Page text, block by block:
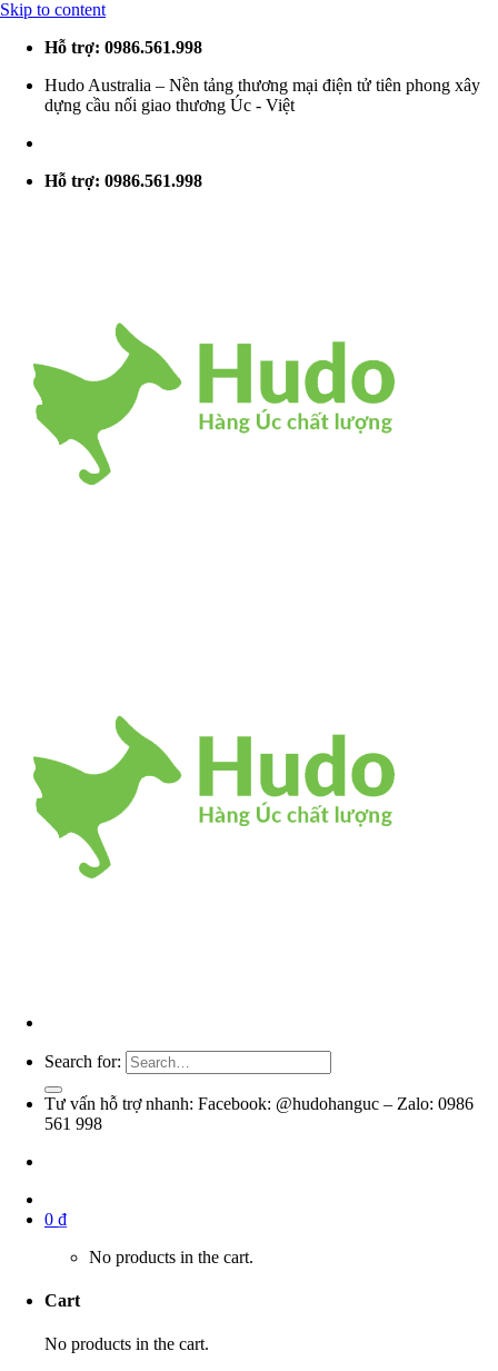
Skip to content
Hỗ trợ: 0986.561.998
Hudo Australia – Nền tảng thương mại điện tử tiên phong xây
dựng cầu nối giao thương Úc - Việt
Hỗ trợ: 0986.561.998
Search for:
Tư vấn hỗ trợ nhanh: Facebook: @hudohanguc – Zalo: 0986
561 998
0 ₫
No products in the cart.
Cart
No products in the cart.